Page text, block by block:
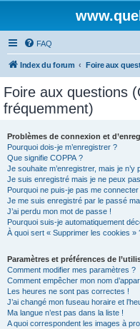
FAQ
Index du forum Foire aux
Foire aux questions
fréquemment)
Problèmes de connexion et
Pourquoi dois-je m’enregistrer ?
Que signifie COPPA ?
Je souhaite m’enregistrer, mais je n’y
Je suis enregistré mais je ne peux
Pourquoi ne puis-je pas me connecter
Je me suis enregistré par le passé
J’ai perdu mon mot de passe !
Pourquoi suis-je automatiquement
À quoi sert « Supprimer les cookies »
Paramètres et préférences de
Comment modifier mes paramètres ?
Comment empêcher mon nom
Les heures ne sont pas correctes !
J’ai changé mon fuseau horaire et
Ma langue n’est pas dans la liste !
A quoi correspondent les images à